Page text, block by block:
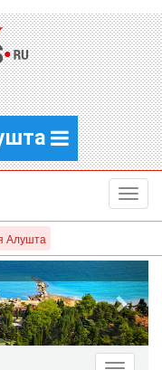
Алушта